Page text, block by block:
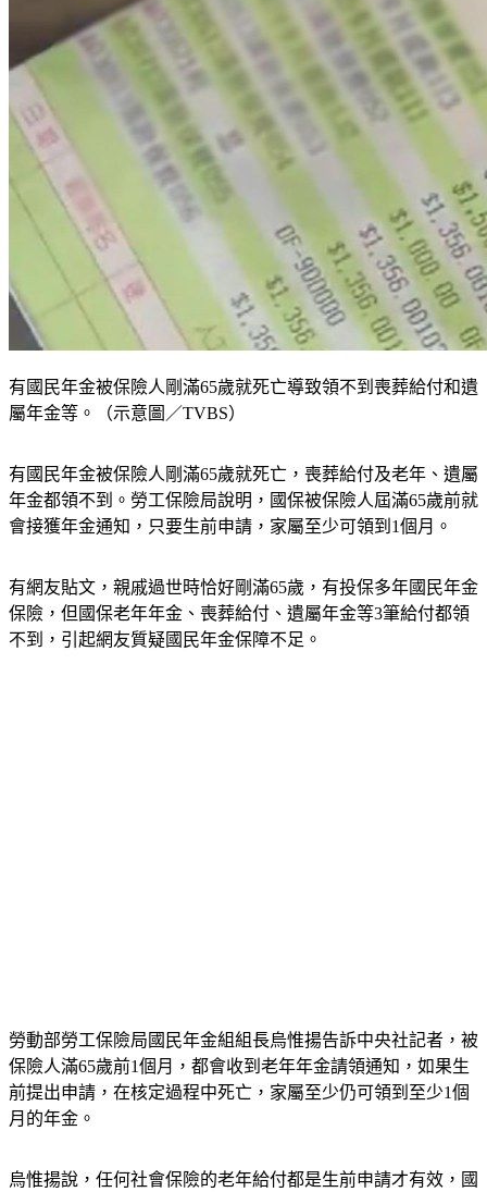
有國民年金被保險人剛滿65歲就死亡導致領不到喪葬給付和遺
屬年金等。（示意圖／TVBS）
有國民年金被保險人剛滿65歲就死亡，喪葬給付及老年、遺屬
年金都領不到。勞工保險局說明，國保被保險人屆滿65歲前就
會接獲年金通知，只要生前申請，家屬至少可領到1個月。
有網友貼文，親戚過世時恰好剛滿65歲，有投保多年國民年金
保險，但國保老年年金、喪葬給付、遺屬年金等3筆給付都領
不到，引起網友質疑國民年金保障不足。
勞動部勞工保險局國民年金組組長烏惟揚告訴中央社記者，被
保險人滿65歲前1個月，都會收到老年年金請領通知，如果生
前提出申請，在核定過程中死亡，家屬至少仍可領到至少1個
月的年金。
烏惟揚說，任何社會保險的老年給付都是生前申請才有效，國